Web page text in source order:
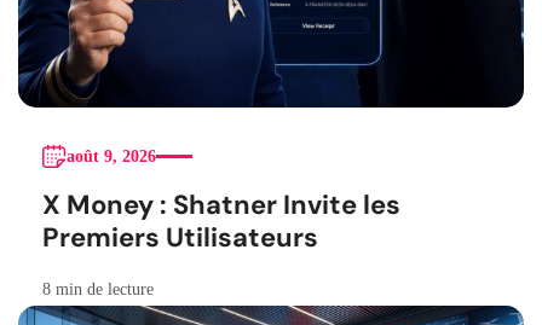
août 9, 2026
X Money : Shatner Invite les
Premiers Utilisateurs
8 min de lecture